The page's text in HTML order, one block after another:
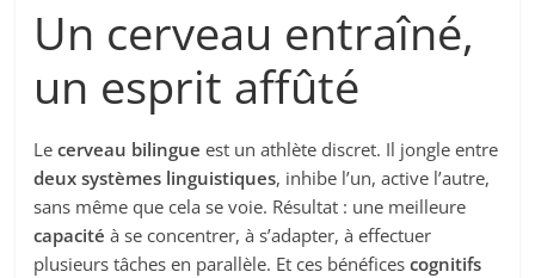
Un cerveau entraîné,
un esprit affûté
Le cerveau bilingue est un athlète discret. Il jongle entre
deux systèmes linguistiques, inhibe l’un, active l’autre,
sans même que cela se voie. Résultat : une meilleure
capacité à se concentrer, à s’adapter, à effectuer
plusieurs tâches en parallèle. Et ces bénéficescognitifs